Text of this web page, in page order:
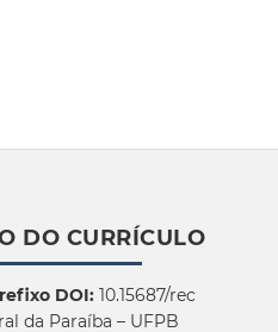
DO CURRÍCULO
DOI:10.15687/rec
da Paraíba – UFPB